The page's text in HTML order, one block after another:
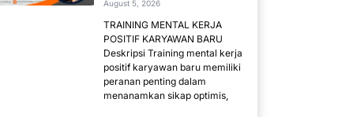
August 5, 2026
TRAINING MENTAL KERJA
POSITIF KARYAWAN BARU
Deskripsi Training mental kerja
positif karyawan baru memiliki
peranan penting dalam
menanamkan sikap optimis,